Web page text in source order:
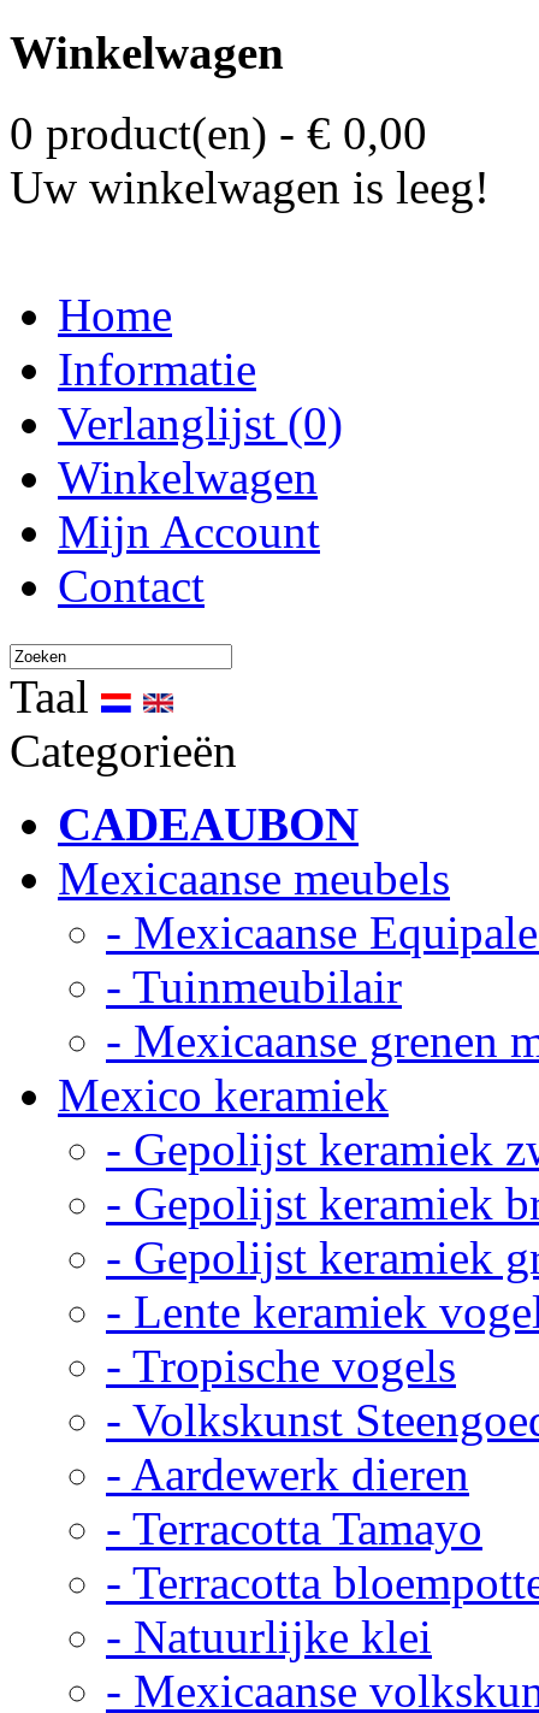
Winkelwagen
0 product(en) - € 0,00
Uw winkelwagen is leeg!
Home
Informatie
Verlanglijst (0)
Winkelwagen
Mijn Account
Contact
Taal
Categorieën
CADEAUBON
Mexicaanse meubels
- Mexicaanse
- Tuinmeubilair
- Mexicaanse grenen
Mexico keramiek
- Gepolijst keramiek
- Gepolijst keramiek
- Gepolijst keramiek
- Lente keramiek
- Tropische vogels
- Volkskunst
- Aardewerk dieren
- Terracotta Tamayo
- Terracotta
- Natuurlijke klei
- Mexicaanse